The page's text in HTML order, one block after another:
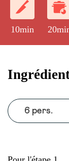
10min
6 pers.